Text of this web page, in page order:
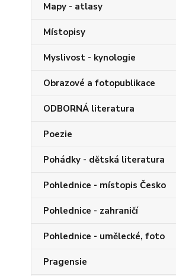
Mapy - atlasy
Místopisy
Myslivost - kynologie
Obrazové a fotopublikace
ODBORNÁ literatura
Poezie
Pohádky - dětská literatura
Pohlednice - místopis Česko
Pohlednice - zahraničí
Pohlednice - umělecké, foto
Pragensie